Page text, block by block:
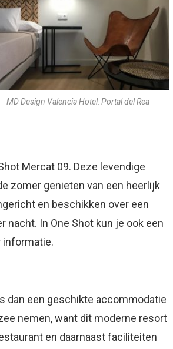
MD Design Valencia Hotel: Portal del Rea
Mercat 09. Deze levendige
zomer genieten van een heerlijk
en beschikken over een
In One Shot kun je ook een
informatie.
dan een geschikte accommodatie
nemen, want dit moderne resort
en daarnaast faciliteiten